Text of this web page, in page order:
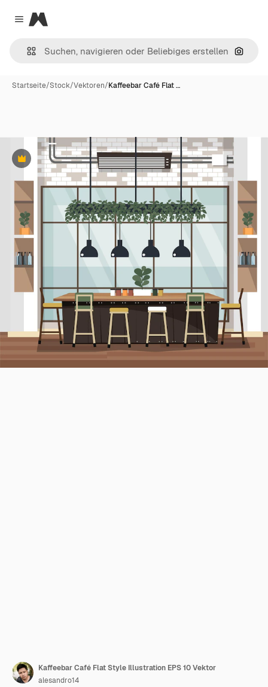
Close menu
Magnific
Nach
Startseite/Stock/Vektoren/Kaffeebar Café Flat …
Premium
Kaffeebar Café Flat Style Illustration EPS 10 Vektor
alesandro14